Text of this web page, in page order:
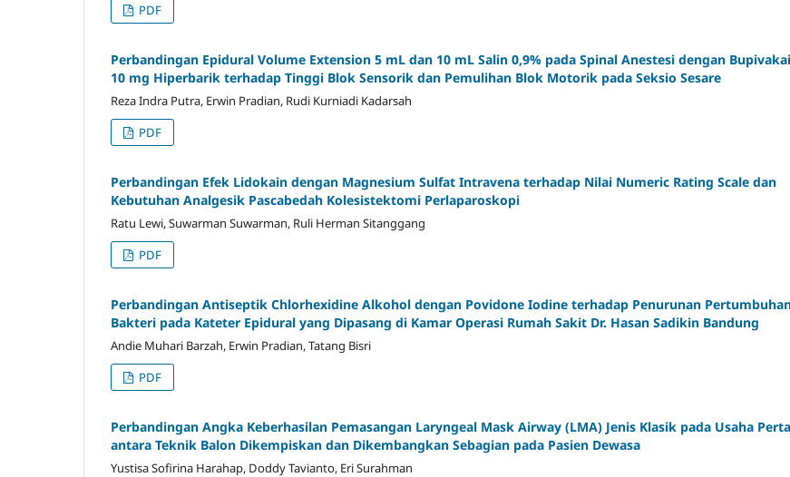
PDF
Perbandingan Epidural Volume Extension 5 mL dan 10 mL Salin 0,9% pada Spinal Anestesi dengan
10 mg Hiperbarik terhadap Tinggi Blok Sensorik dan Pemulihan Blok Motorik pada Seksio Sesare
Reza Indra Putra, Erwin Pradian, Rudi Kurniadi Kadarsah
PDF
Perbandingan Efek Lidokain dengan Magnesium Sulfat Intravena terhadap Nilai Numeric Rating Scale dan
Kebutuhan Analgesik Pascabedah Kolesistektomi Perlaparoskopi
Ratu Lewi, Suwarman Suwarman, Ruli Herman Sitanggang
PDF
Perbandingan Antiseptik Chlorhexidine Alkohol dengan Povidone Iodine terhadap Penurunan
Bakteri pada Kateter Epidural yang Dipasang di Kamar Operasi Rumah Sakit Dr. Hasan Sadikin Bandung
Andie Muhari Barzah, Erwin Pradian, Tatang Bisri
PDF
Perbandingan Angka Keberhasilan Pemasangan Laryngeal Mask Airway (LMA) Jenis Klasik pada Usaha
antara Teknik Balon Dikempiskan dan Dikembangkan Sebagian pada Pasien Dewasa
Yustisa Sofirina Harahap, Doddy Tavianto, Eri Surahman